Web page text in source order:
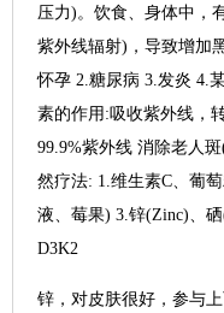
压力)。饮食、身体中，
紫外线辐射)，导致增加
怀孕 2.糖尿病 3.发炎 4.
素的作用:吸收紫外线，
99.9%紫外线 消除老人
然疗法: 1.维生素C、葡
液、莓果) 3.锌(Zinc)、
D3K2
锌，对皮肤很好，参与